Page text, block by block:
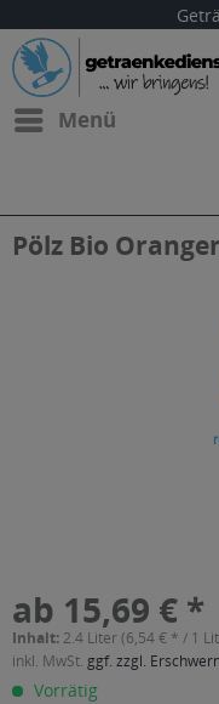
Menü
Pölz Bio
ab 15,69 € *
Inhalt: 2.4 Liter (6,54 € * / 1
inkl. MwSt. ggf. zzgl.
Vorrätig